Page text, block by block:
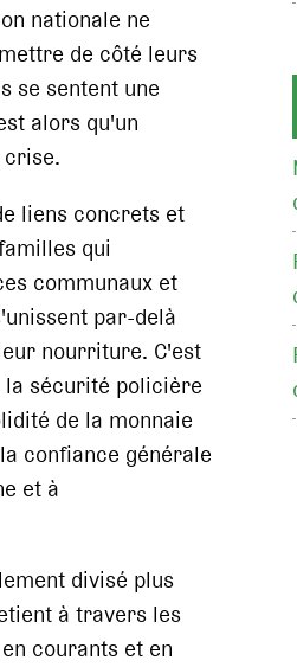
nationale ne
de côté leurs
se sentent une
alors qu'un
liens concrets et
qui
communaux et
par-delà
nourriture. C'est
sécurité policière
de la monnaie
confiance générale
et à
divisé plus
à travers les
courants et en